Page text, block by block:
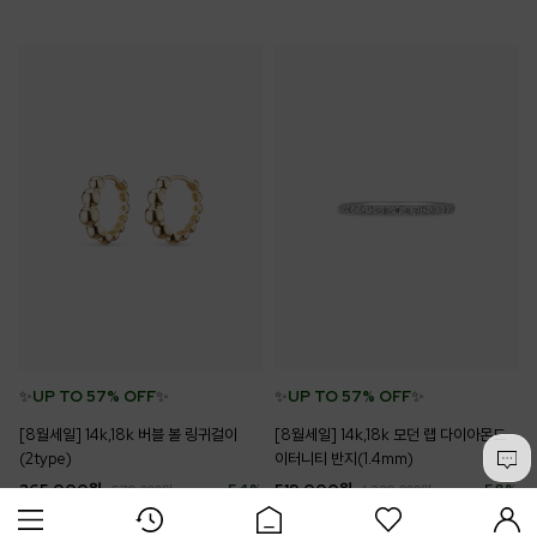
✨UP TO 57% OFF✨
[8월세일] 14k,18k 버블 볼 링귀걸이
(2type)
54%
265,000원 579,000원
리뷰 (0)
✨UP TO 57% OFF✨
[8월세일] 14k,18k 모던 랩 다이아몬드
이터니티 반지(1.4mm)
58%
519,000원 1,229,000원
리뷰 (0)